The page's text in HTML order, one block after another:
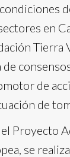
en
Tierra
de
de
de
Proyecto
se